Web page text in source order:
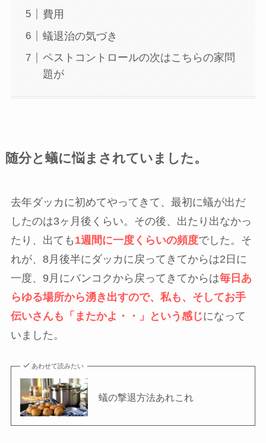
費用
蟻退治の気づき
ペストコントロールの次はこちらの家問
題が
随分と蟻に悩まされていました。
去年ダッカに初めてやってきて、最初に蟻が出だ
したのは3ヶ月後くらい。その後、出たり出なかっ
たり、出ても 1週間に一度くらいの頻度でした。そ
れが、8月後半にダッカに戻ってきてからは2日に
一度、9月にバンコクから戻ってきてからは毎日あ
らゆる場所から湧き出すので、私も、そしてお手
伝いさんも「またかよ・・」という感じになって
いました。
あわせて読みたい
蟻の撃退方法あれこれ